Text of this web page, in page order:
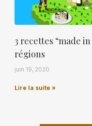
3 recettes “made
régions
juin 19, 2020
Lire la suite »